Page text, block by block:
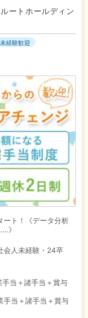
ートホールディン
経験歓迎
ート！《データ分析
》
会人未経験・24卒
当＋諸手当＋賞与
当＋諸手当＋賞与